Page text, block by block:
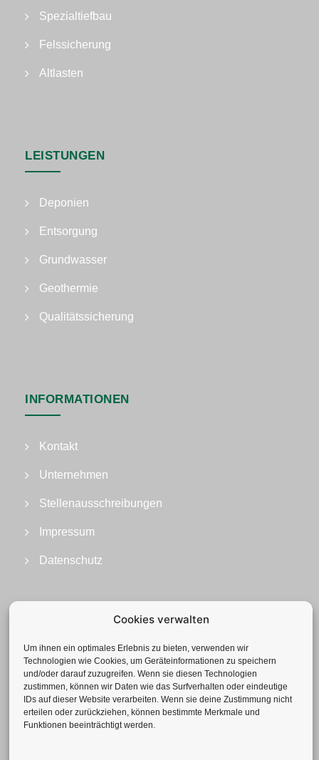
Cookies verwalten
Um ihnen ein optimales Erlebnis zu bieten, verwenden wir
Technologien wie Cookies, um Geräteinformationen zu speichern
und/oder darauf zuzugreifen. Wenn sie diesen Technologien
zustimmen, können wir Daten wie das Surfverhalten oder eindeutige
IDs auf dieser Website verarbeiten. Wenn sie deine Zustimmung nicht
erteilen oder zurückziehen, können bestimmte Merkmale und
Funktionen beeinträchtigt werden.
Spezialtiefbau
Felssicherung
Altlasten
LEISTUNGEN
Deponien
Entsorgung
Grundwasser
Geothermie
Qualitätssicherung
INFORMATIONEN
Kontakt
Unternehmen
Stellenausschreibungen
Impressum
Datenschutz
Geotechnisches Büro GmbH